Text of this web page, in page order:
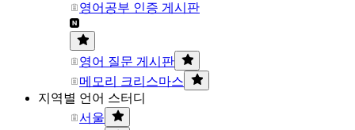
영어공부 인증 게시판
영어 질문 게시판
메모리 크리스마스
지역별 언어 스터디
서울